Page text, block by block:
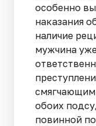
особенно
наказания
наличие
мужчина
смягчающим
обоих
повинной